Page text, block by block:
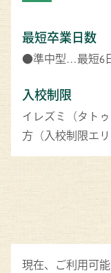
最短卒業日数
●準中型…最短6
入校制限
イレズミ（タト
方（入校制限エ
現在、ご利用可